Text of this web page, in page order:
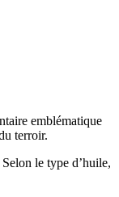
emblématique
terroir.
le type d’huile,